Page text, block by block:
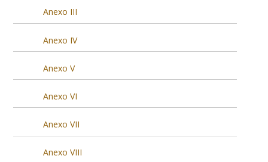
Anexo III
Anexo IV
Anexo V
Anexo VI
Anexo VII
Anexo VIII